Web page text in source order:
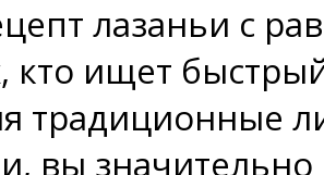
лазаньи с
кто ищет
традиционные
вы